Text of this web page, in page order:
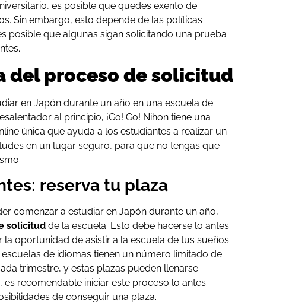
es posible que quedes exento de
Sin embargo, esto depende de las políticas
posible que algunas sigan solicitando una prueba
del proceso de solicitud
en Japón durante un año en una escuela de
al principio, ¡Go! Go! Nihon tiene una
única que ayuda a los estudiantes a realizar un
en un lugar seguro, para que no tengas que
reserva tu plaza
comenzar a estudiar en Japón durante un año,
solicitud de la escuela. Esto debe hacerse lo antes
oportunidad de asistir a la escuela de tus sueños.
de idiomas tienen un número limitado de
trimestre, y estas plazas pueden llenarse
es recomendable iniciar este proceso lo antes
de conseguir una plaza.